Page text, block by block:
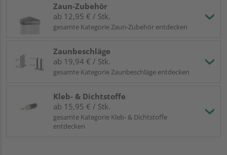
Zaun-Zubehör
ab 12,95 € / Stk.
gesamte Kategorie Zaun-Zubehör entdecken
Zaunbeschläge
ab 19,94 € / Stk.
gesamte Kategorie Zaunbeschläge entdecken
Kleb- & Dichtstoffe
ab 15,95 € / Stk.
gesamte Kategorie Kleb- & Dichtstoffe
entdecken